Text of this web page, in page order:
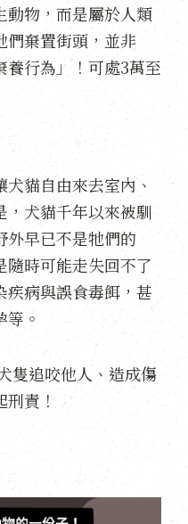
動物，而是屬於人類
們棄置街頭，並非
養行為」！可處3萬至
貓自由來去室內、
，犬貓千年以來被馴
外早已不是牠們的
隨時可能走失回不了
疾病與誤食毒餌，甚
。
隻追咬他人、造成傷
責！